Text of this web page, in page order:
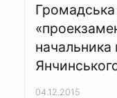
Громадська
начальника
04.12.2015